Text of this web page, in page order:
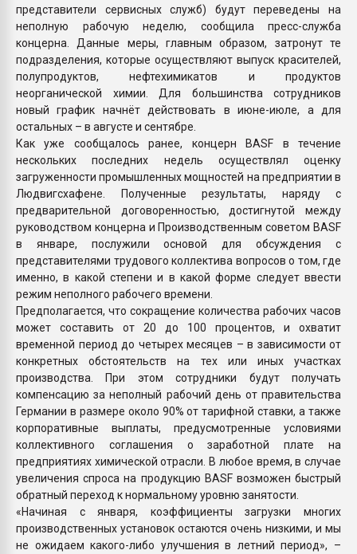
представители сервисных служб) будут переведены на
неполную рабочую неделю, сообщила пресс-служба
концерна. Данные меры, главным образом, затронут те
подразделения, которые осуществляют выпуск красителей,
полупродуктов, нефтехимикатов и продуктов
неорганической химии. Для большинства сотрудников
новый график начнёт действовать в июне-июле, а для
остальных – в августе и сентябре.
Как уже сообщалось ранее, концерн BASF в течение
нескольких последних недель осуществлял оценку
загруженности промышленных мощностей на предприятии в
Людвигсхафене. Полученные результаты, наряду с
предварительной договоренностью, достигнутой между
руководством концерна и Производственным советом BASF
в январе, послужили основой для обсуждения с
представителями трудового коллектива вопросов о том, где
именно, в какой степени и в какой форме следует ввести
режим неполного рабочего времени.
Предполагается, что сокращение количества рабочих часов
может составить от 20 до 100 процентов, и охватит
временной период до четырех месяцев – в зависимости от
конкретных обстоятельств на тех или иных участках
производства. При этом сотрудники будут получать
компенсацию за неполный рабочий день от правительства
Германии в размере около 90% от тарифной ставки, а также
корпоративные выплаты, предусмотренные условиями
коллективного соглашения о заработной плате на
предприятиях химической отрасли. В любое время, в случае
увеличения спроса на продукцию BASF возможен быстрый
обратный переход к нормальному уровню занятости.
«Начиная с января, коэффициенты загрузки многих
производственных установок остаются очень низкими, и мы
не ожидаем какого-либо улучшения в летний период», –